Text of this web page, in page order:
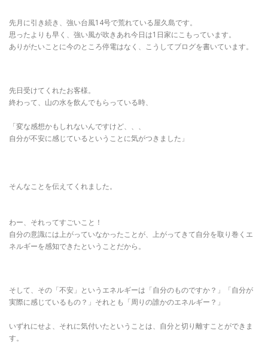
先月に引き続き、強い台風14号で荒れている屋久島です。
思ったよりも早く、強い風が吹きあれ今日は1日家にこもっています。
ありがたいことに今のところ停電はなく、こうしてブログを書いています。
先日受けてくれたお客様。
終わって、山の水を飲んでもらっている時、
「変な感想かもしれないんですけど、、、
自分が不安に感じているということに気がつきました」
そんなことを伝えてくれました。
わー、それってすごいこと！
自分の意識には上がっていなかったことが、上がってきて自分を取り巻くエ
ネルギーを感知できたということだから。
そして、その「不安」というエネルギーは「自分のものですか？」「自分が
実際に感じているもの？」それとも「周りの誰かのエネルギー？」
いずれにせよ、それに気付いたということは、自分と切り離すことができま
す。